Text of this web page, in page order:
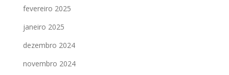
fevereiro 2025
janeiro 2025
dezembro 2024
novembro 2024